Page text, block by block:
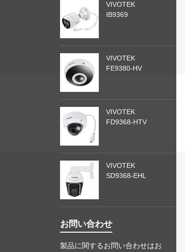
VIVOTEK
IB9369
VIVOTEK
FE9380-HV
VIVOTEK
FD9368-HTV
VIVOTEK
SD9368-EHL
お問い合わせ
製品に関するお問い合わせはお